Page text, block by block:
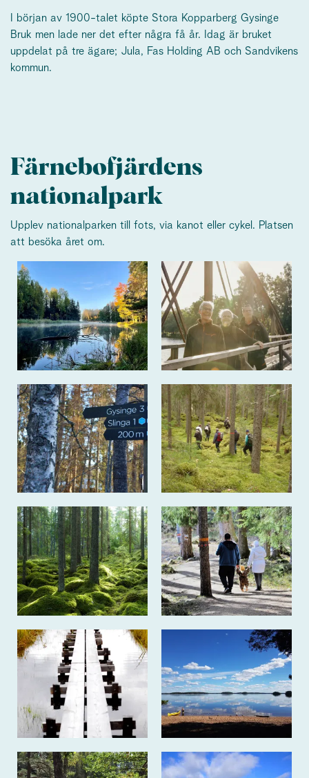
I början av 1900-talet köpte Stora Kopparberg Gysinge
Bruk men lade ner det efter några få år. Idag är bruket
uppdelat på tre ägare; Jula, Fas Holding AB och Sandvikens
kommun.
Färnebofjärdens
nationalpark
Upplev nationalparken till fots, via kanot eller cykel. Platsen
att besöka året om.